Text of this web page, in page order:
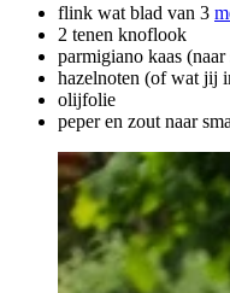
flink wat blad van 3
2 tenen knoflook
parmigiano kaas (naar
hazelnoten (of wat jij
olijfolie
peper en zout naar